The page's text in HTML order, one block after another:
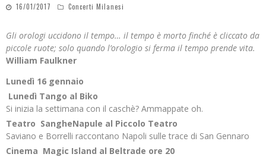
16/01/2017 Concerti Milanesi
Gli orologi uccidono il tempo… il tempo è morto finché è cliccato da
piccole ruote; solo quando l’orologio si ferma il tempo prende vita.
William Faulkner
Lunedì 16 gennaio
Lunedì Tango al Biko
Si inizia la settimana con il caschè? Ammappate oh.
Teatro SangheNapule al Piccolo Teatro
Saviano e Borrelli raccontano Napoli sulle trace di San Gennaro
Cinema Magic Island al Beltrade ore 20